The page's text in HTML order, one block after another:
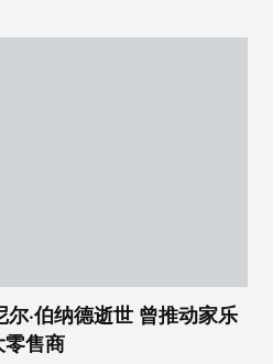
·伯纳德逝世 曾推动家乐
售商